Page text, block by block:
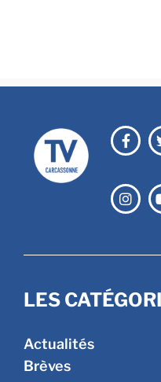
LES
Actualités
Brèves